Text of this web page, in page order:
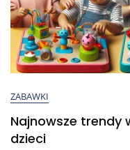
ZABAWKI
Najnowsze trendy
dzieci